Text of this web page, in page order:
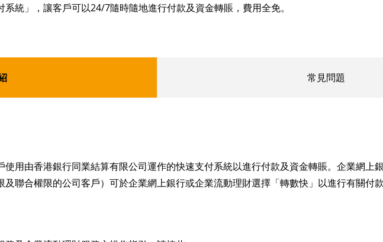
統」，讓客戶可以24/7隨時隨地進行付款及資金轉賬，費用全免。
常見問題
使用由香港銀行同業結算有限公司運作的快速支付系統以進行付款及資金轉賬。企業網上
及聯合權限的公司客戶）可於企業網上銀行或企業流動理財選擇「轉數快」以進行有關付